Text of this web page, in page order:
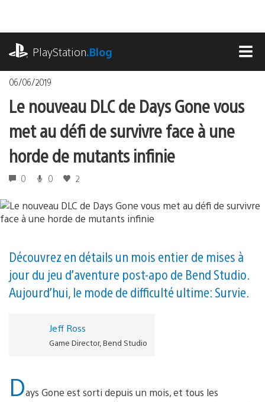
contenu
PlayStation.Blog
06/06/2019
Le nouveau DLC de Days Gone vous
met au défi de survivre face à une
horde de mutants infinie
0 0 2
Découvrez en détails un mois entier de mises à
jour du jeu d’aventure post-apo de Bend Studio.
Aujourd’hui, le mode de difficulté ultime : Survie.
Jeff Ross
Game Director, Bend Studio
Days Gone est sorti depuis un mois, et tous les